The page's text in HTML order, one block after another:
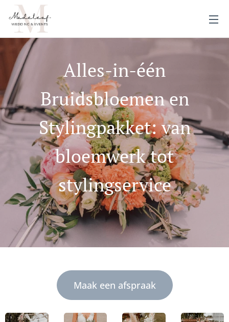
Alles-in-één
Bruidsbloemen en
Stylingpakket: van
bloemwerk tot
stylingservice
Maak een afspraak